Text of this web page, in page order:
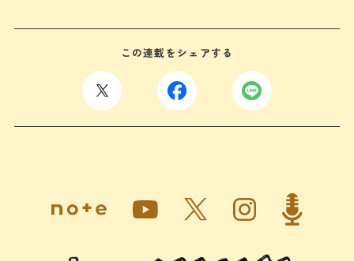
この連載をシェアする